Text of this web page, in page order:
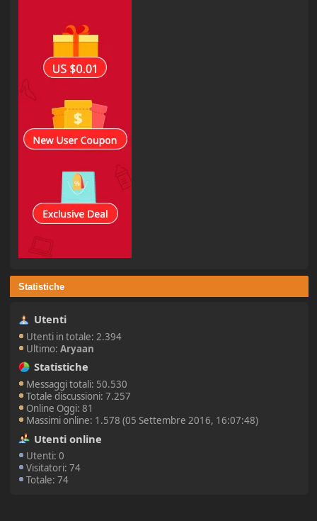
Statistiche
Utenti
Utenti in totale: 2.394
Ultimo:Aryaan
Statistiche
Messaggi totali: 50.530
Totale discussioni: 7.257
Online Oggi: 81
Massimi online: 1.578 (05 Settembre 2016, 16:07:48)
Utenti online
Utenti: 0
Visitatori: 74
Totale: 74